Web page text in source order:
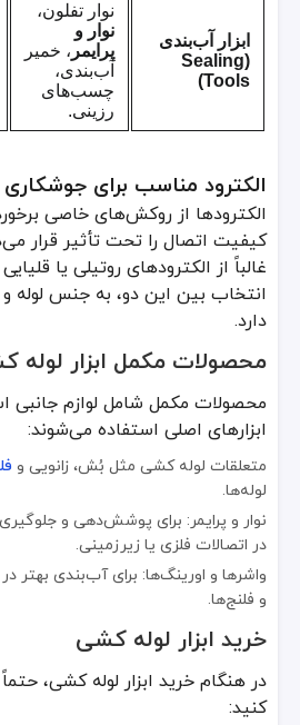
ابزار آب‌بندی
(Sealing
Tools)
نوار تفلون،
نوار و
پرایمر ، خمیر
آب‌بندی،
چسب‌های
رزینی.
الکترود مناسب برای جوشکاری
الکترودها از روکش‌های خاصی
کیفیت اتصال را تحت تأثیر قرار
غالباً از الکترودهای روتیلی یا
انتخاب بین این دو، به جنس لوله
دارد.
محصولات مکمل ابزار لوله
محصولات مکمل شامل لوازم جانبی
ابزارهای اصلی استفاده می‌شوند:
متعلقات لوله کشی مثل بُش، زانویی و
لوله‌ها.
نوار و پرایمر: برای پوشش‌دهی و
در اتصالات فلزی یا زیرزمینی.
واشرها و اورینگ‌ها: برای آب‌بندی بهتر
و فلنج‌ها.
خرید ابزار لوله کشی
در هنگام خرید ابزار لوله کشی،
کنید: